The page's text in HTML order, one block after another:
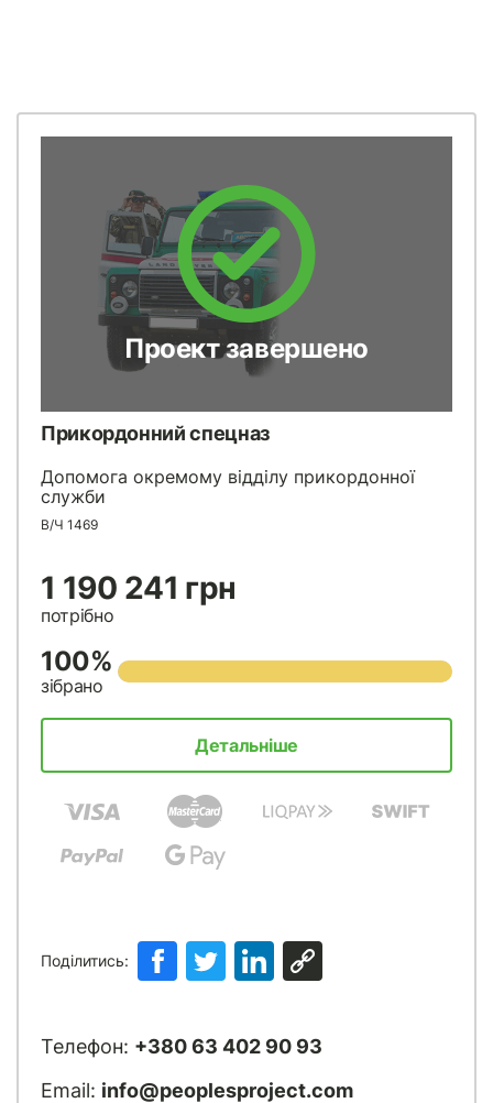
Проект завершено
Прикордонний спецназ
Допомога окремому відділу прикордонної
служби
В/Ч 1469
1 190 241 грн
потрібно
100%
зібрано
Детальніше
Поділитись:
Телефон: +380 63 402 90 93
Email: info@peoplesproject.com